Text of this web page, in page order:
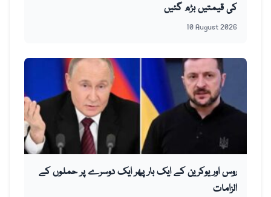
کی قیمتیں بڑھ گئیں
10 August 2026
روس اور یوکرین کے ایک بار پھر ایک دوسرے پر حملوں کے
الزامات